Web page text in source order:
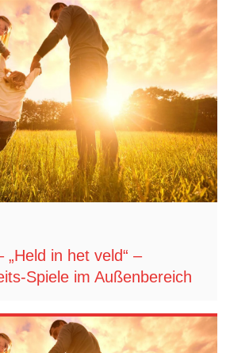
„Held in het veld“ –
Spiele im Außenbereich